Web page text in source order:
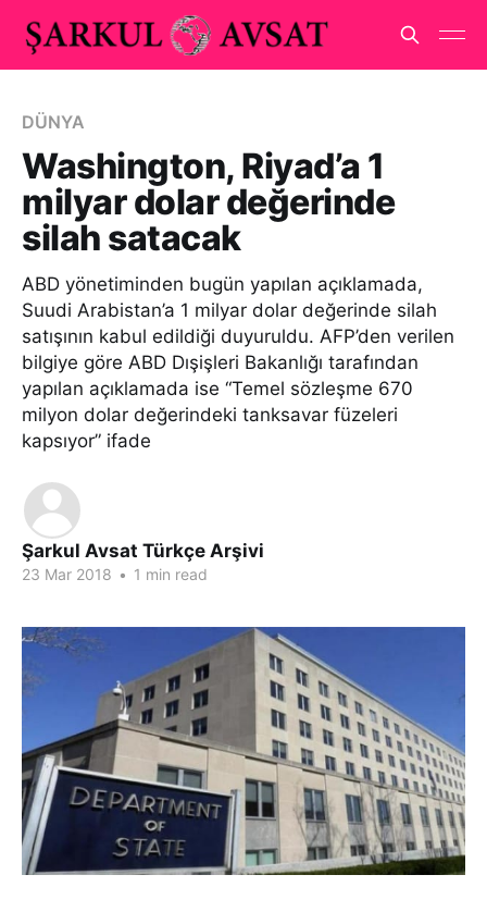
DÜNYA
Washington, Riyad’a 1
milyar dolar değerinde
silah satacak
ABD yönetiminden bugün yapılan açıklamada,
Suudi Arabistan’a 1 milyar dolar değerinde silah
satışının kabul edildiği duyuruldu. AFP’den verilen
bilgiye göre ABD Dışişleri Bakanlığı tarafından
yapılan açıklamada ise “Temel sözleşme 670
milyon dolar değerindeki tanksavar füzeleri
kapsıyor” ifade
Şarkul Avsat Türkçe Arşivi
23 Mar 2018 • 1 min read